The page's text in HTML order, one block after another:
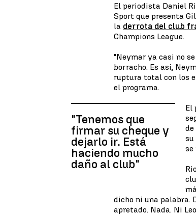
El periodista Daniel
Sport que presenta
la derrota del club
Champions League.
"Neymar ya casi no
borracho. Es así,
ruptura total con los
el programa.
"Tenemos que
firmar su cheque y
dejarlo ir. Está
haciendo mucho
daño al club"
El
su
se
dicho ni una palabra.
apretado. Nada. Ni